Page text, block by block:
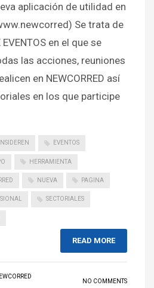
aplicación de utilidad en
Se trata de
EVENTOS en el que se
las acciones, reuniones
en NEWCORRED así
en los que participe
EVENTOS
HERRAMIENTA
NUEVA PAGINA
SECTORIALES
READ MORE
NO COMMENTS